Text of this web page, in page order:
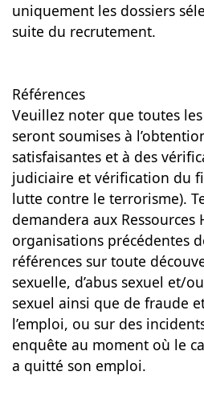
uniquement les dossiers
suite du recrutement.
Références
Veuillez noter que toutes
seront soumises à
satisfaisantes et à des
judiciaire et vérification du
lutte contre le terrorisme).
demandera aux Ressources
organisations précédentes
références sur toute
sexuelle, d’abus sexuel et/
sexuel ainsi que de fraude
l’emploi, ou sur des
enquête au moment où le
a quitté son emploi.